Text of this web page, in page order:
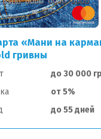
«Мани на
гривны
до 30 000
от 5%
до 55 дней